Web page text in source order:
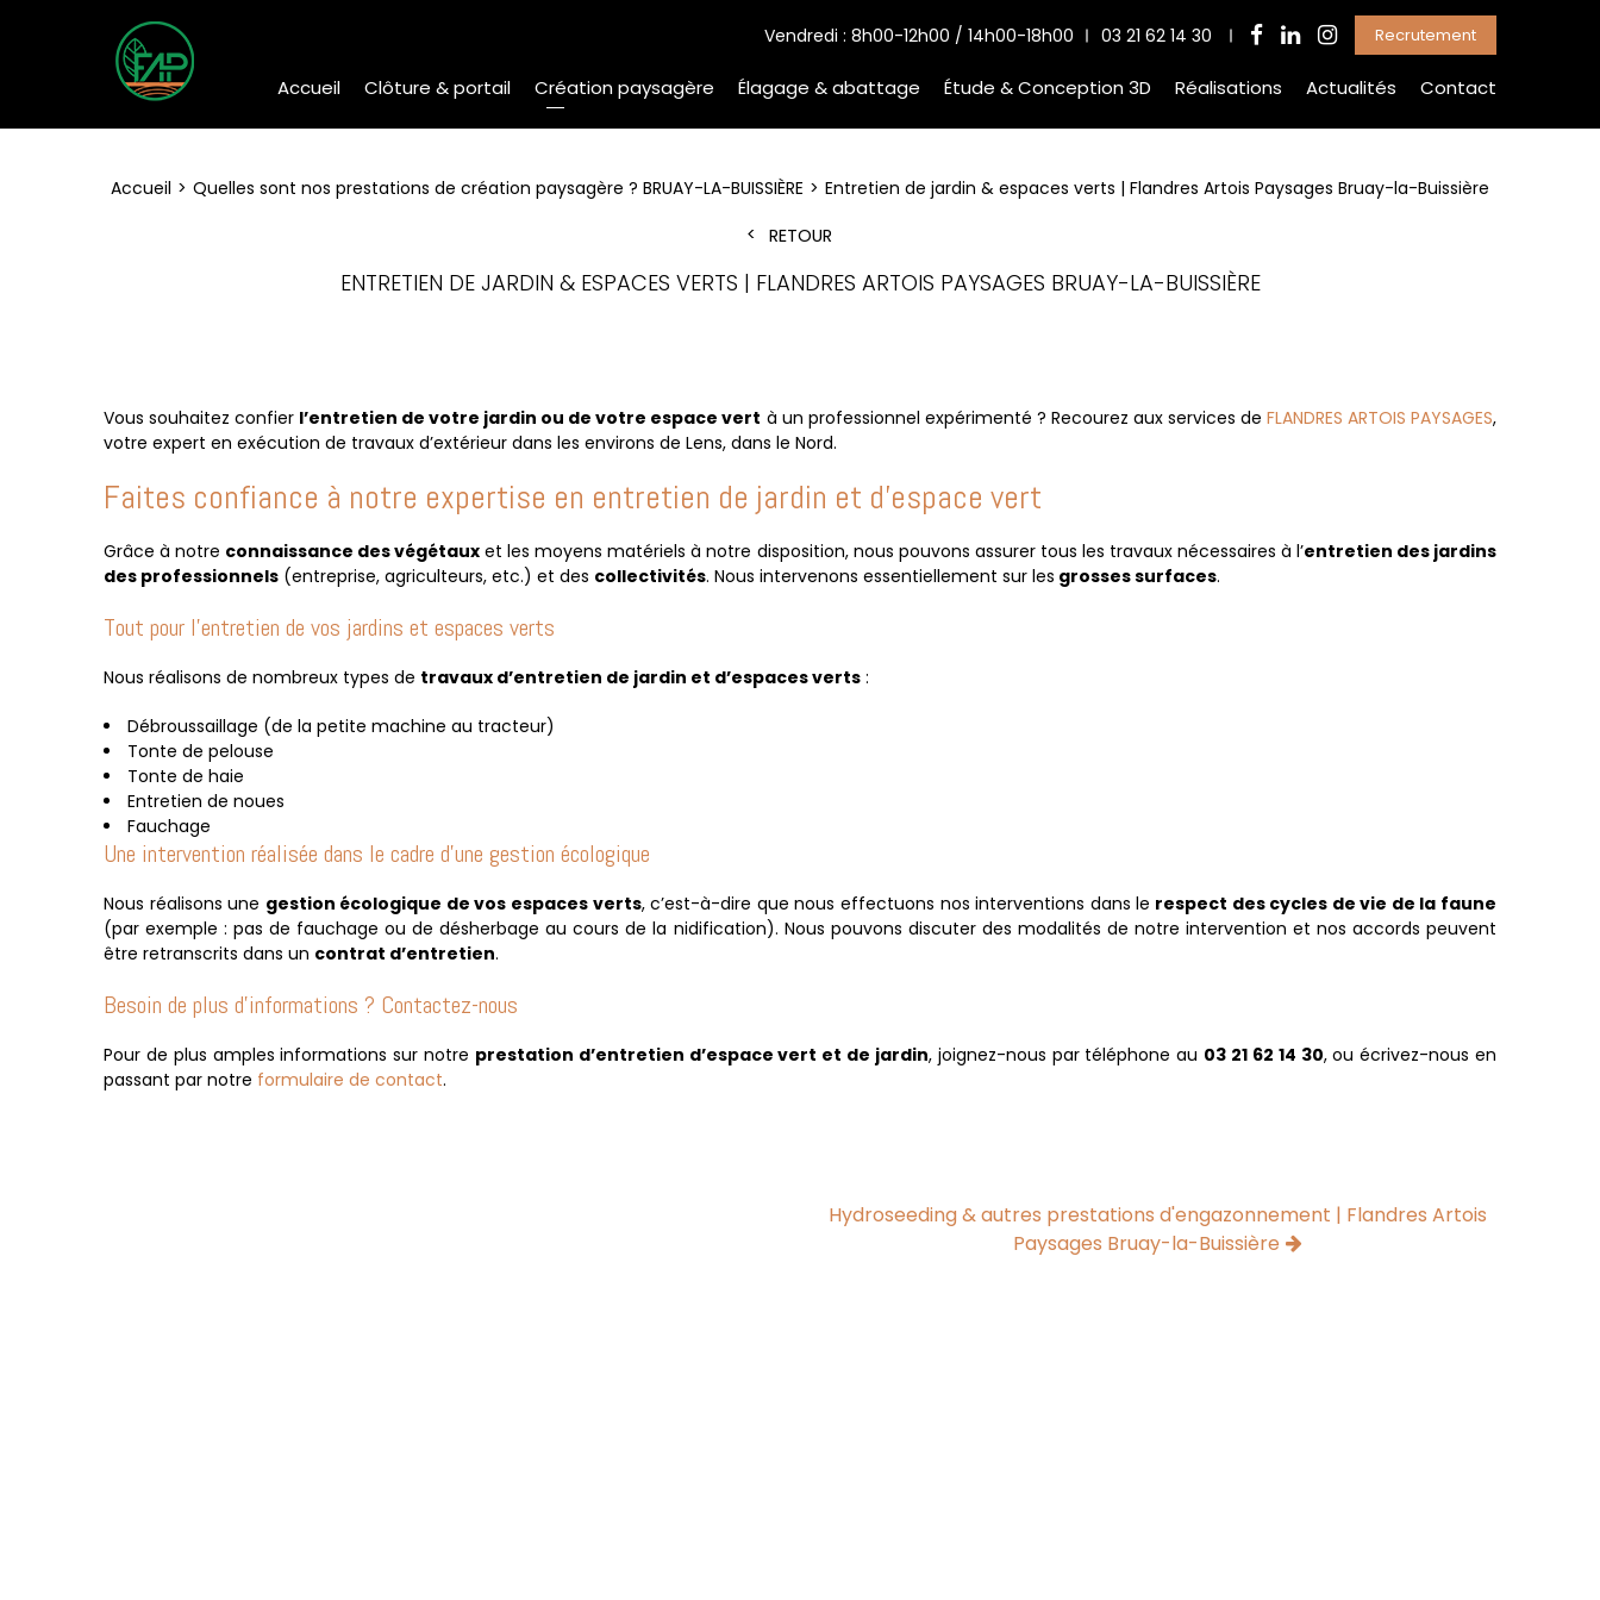
Vendredi : 8h00-12h00 / 14h00-18h00 03 21 62 14 30 Recrutement
Accueil Clôture & portail Création paysagère Élagage & abattage Étude & Conception 3D Réalisations Actualités Contact
Accueil Quelles sont nos prestations de création paysagère ? BRUAY-LA-BUISSIÈRE
Entretien de jardin & espaces verts | Flandres Artois Paysages Bruay-la-Buissière
RETOUR
ENTRETIEN DE JARDIN & ESPACES VERTS | FLANDRES ARTOIS PAYSAGES BRUAY-LA-BUISSIÈRE
Vous souhaitez confier l’entretien de votre jardin ou de votre espace vert à un professionnel expérimenté ? Recourez aux services de FLANDRES ARTOIS PAYSAGES,
votre expert en exécution de travaux d’extérieur dans les environs de Lens, dans le Nord.
Faites confiance à notre expertise en entretien de jardin et d’espace vert
Grâce à notre connaissance des végétaux et les moyens matériels à notre disposition, nous pouvons assurer tous les travaux nécessaires à l’entretien des jardins
des professionnels (entreprise, agriculteurs, etc.) et des collectivités. Nous intervenons essentiellement sur les grosses surfaces.
Tout pour l’entretien de vos jardins et espaces verts
Nous réalisons de nombreux types de travaux d’entretien de jardin et d’espaces verts :
Débroussaillage (de la petite machine au tracteur)
Tonte de pelouse
Tonte de haie
Entretien de noues
Fauchage
Une intervention réalisée dans le cadre d’une gestion écologique
Nous réalisons une gestion écologique de vos espaces verts, c’est-à-dire que nous effectuons nos interventions dans le respect des cycles de vie de la faune
(par exemple : pas de fauchage ou de désherbage au cours de la nidification). Nous pouvons discuter des modalités de notre intervention et nos accords peuvent
être retranscrits dans un contrat d’entretien.
Besoin de plus d’informations ? Contactez-nous
Pour de plus amples informations sur notre prestation d’entretien d’espace vert et de jardin, joignez-nous par téléphone au 03 21 62 14 30, ou écrivez-nous en
passant par notre formulaire de contact.
Hydroseeding & autres prestations d'engazonnement | Flandres Artois
Paysages Bruay-la-Buissière